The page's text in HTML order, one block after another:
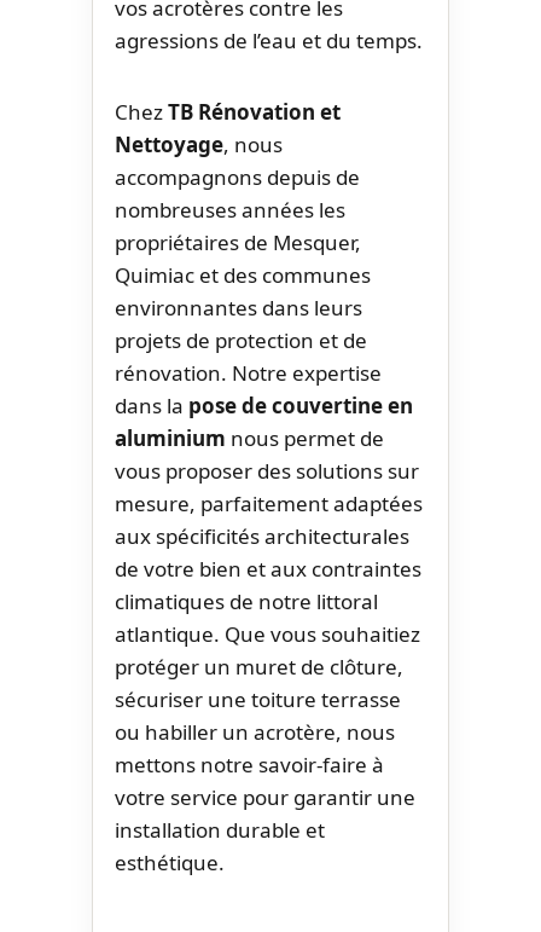
vos acrotères contre les
agressions de l’eau et du temps.
ChezTB Rénovation et
Nettoyage, nous
accompagnons depuis de
nombreuses années les
propriétaires de Mesquer,
Quimiac et des communes
environnantes dans leurs
projets de protection et de
rénovation. Notre expertise
dans la pose de couvertine en
aluminium nous permet de
vous proposer des solutions sur
mesure, parfaitement adaptées
aux spécificités architecturales
de votre bien et aux contraintes
climatiques de notre littoral
atlantique. Que vous souhaitiez
protéger un muret de clôture,
sécuriser une toiture terrasse
ou habiller un acrotère, nous
mettons notre savoir-faire à
votre service pour garantir une
installation durable et
esthétique.